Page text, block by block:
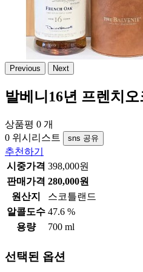
Previous Next
발베니16년 프렌치
상품평 0 개
0 위시리스트 sns 공유
추천하기
시중가격 398,000원
판매가격 280,000원
원산지
스코틀랜드
알콜도수 47.6 %
용량
700 ml
선택된 옵션